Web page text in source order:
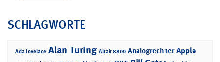
SCHLAGWORTE
Ada Lovelace Alan Turing Altair 8800 Analogrechner Apple